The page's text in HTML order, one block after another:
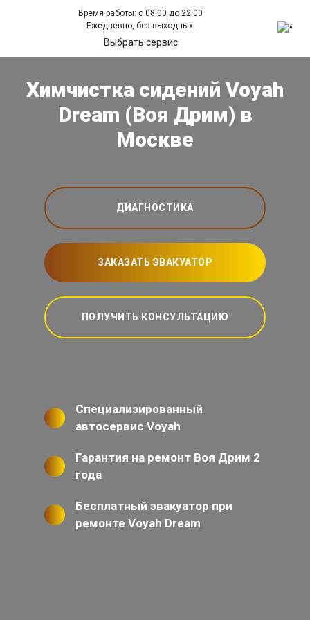
Время работы: с 08:00 до 22:00
Ежедневно, без выходных.
Выбрать сервис
Химчистка сидений Voyah
Dream (Воя Дрим) в
Москве
ДИАГНОСТИКА
ЗАКАЗАТЬ ЭВАКУАТОР
ПОЛУЧИТЬ КОНСУЛЬТАЦИЮ
Специализированный
автосервис Voyah
Гарантия на ремонт Воя Дрим 2
года
Бесплатный эвакуатор при
ремонте Voyah Dream